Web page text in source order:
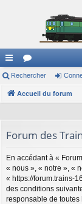
ac
co
ci
or
u
Rechercher
Accueil du forum
Forum des
En accédant à «
« nous », « notre », «
« https://forum.trains-
des conditions
responsable de